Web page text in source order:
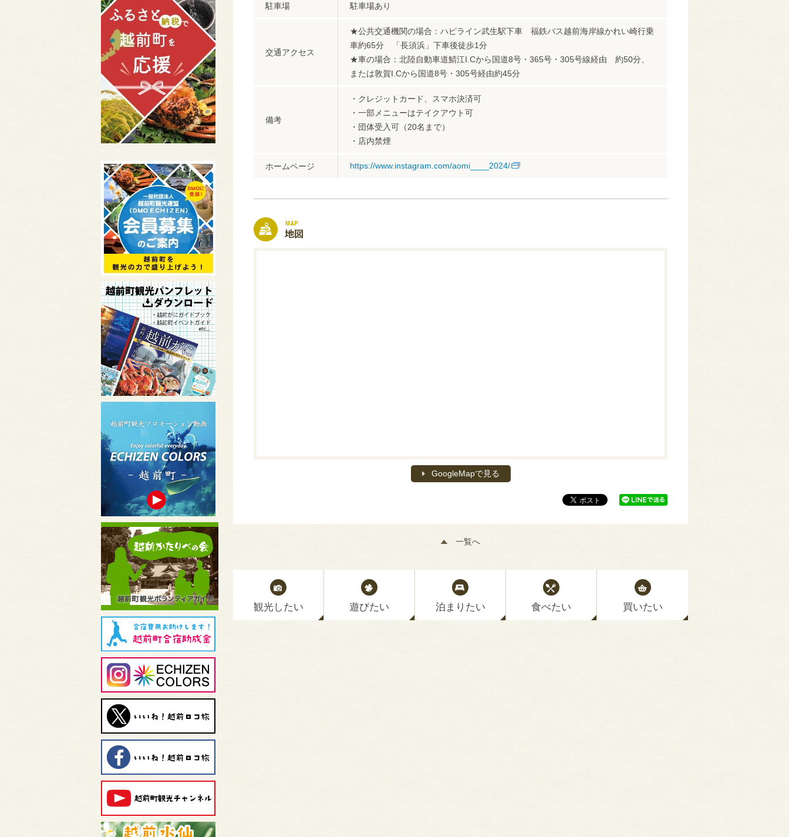
駐車場 駐車場あり
交通アクセス
★公共交通機関の場合：ハピライン武生駅下車 福鉄バス越前海岸線かれい崎行乗
車約65分 「長須浜」下車後徒歩1分
★車の場合：北陸自動車道鯖江I.Cから国道8号・365号・305号線経由 約50分、
または敦賀I.Cから国道8号・305号経由約45分
備考
・クレジットカード、スマホ決済可
・一部メニューはテイクアウト可
・団体受入可（20名まで）
・店内禁煙
ホームページ https://www.instagram.com/aomi____2024/
GoogleMapで見る
一覧へ
観光したい 遊びたい 泊まりたい 食べたい 買いたい